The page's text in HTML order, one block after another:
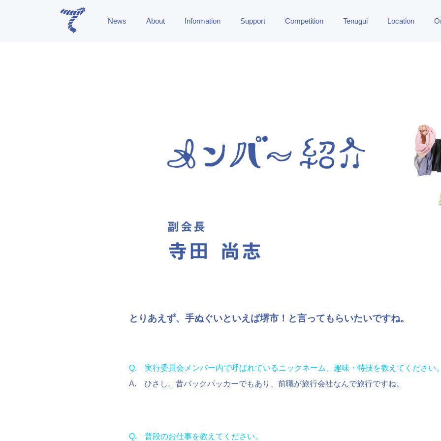
News About Information Support Competition Tenugui Location
とりあえず、手ぬぐいといえば堺市！と言ってもらいたいですね。
Q. 実行委員会メンバー内で呼ばれているニックネーム、趣味・特技を教えてください
A. ひさし。昔バックパッカーでもあり、前職が旅行会社なんで旅行ですね。
Q. 普段のお仕事を教えてください。